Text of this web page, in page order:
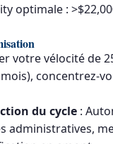
optimale :
votre vélocité de
concentrez-
du cycle:
administratives,